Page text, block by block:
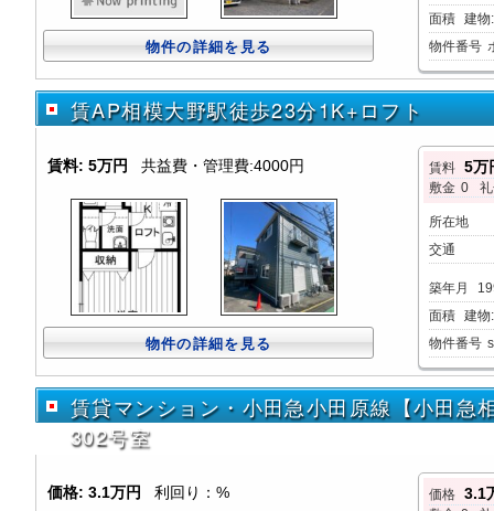
物件の詳細を見る
面積 建物
物件番号
賃AP相模大野駅徒歩23分1K+ロフト
賃料: 5万円 共益費・管理費:4000円
物件の詳細を見る
賃料 5万
敷金 0
所在地
交通
築年月
面積 建物
物件番号
賃貸マンション・小田急小田原線【小田
302号室
価格: 3.1万円 利回り：% 価格 3.1